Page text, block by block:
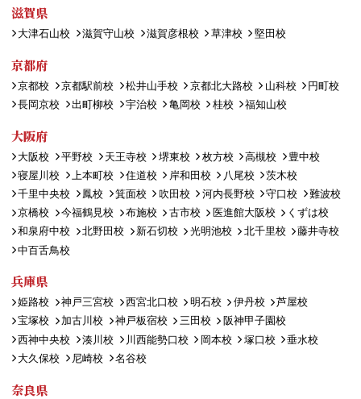
滋賀県
大津石山校 滋賀守山校 滋賀彦根校 草津校 堅田校
京都府
京都校 京都駅前校 松井山手校 京都北大路校 山科校
円町校
長岡京校
出町柳校 宇治校 亀岡校 桂校 福知山校
大阪府
大阪校 平野校 天王寺校 堺東校 枚方校 高槻校
豊中校
寝屋川校
上本町校 住道校 岸和田校 八尾校
茨木校
千里中央校
鳳校 箕面校 吹田校 河内長野校 守口校
難波校
京橋校
今福鶴見校 布施校 古市校 医進館大阪校
くずは校
和泉府中校
北野田校 新石切校 光明池校 北千里校
藤井寺校
中百舌鳥校
兵庫県
姫路校 神戸三宮校 西宮北口校 明石校 伊丹校
芦屋校
宝塚校
加古川校 神戸板宿校 三田校
阪神甲子園校
西神中央校
湊川校 川西能勢口校 岡本校 塚口校
垂水校
大久保校
尼崎校 名谷校
奈良県